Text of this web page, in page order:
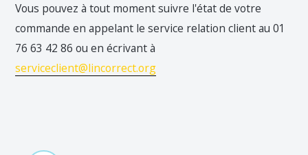
Vous pouvez à tout moment suivre l'état de votre
commande en appelant le service relation client au 01
76 63 42 86 ou en écrivant à
serviceclient@lincorrect.org